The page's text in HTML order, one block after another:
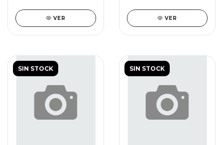
VER VER
SIN STOCK SIN STOCK